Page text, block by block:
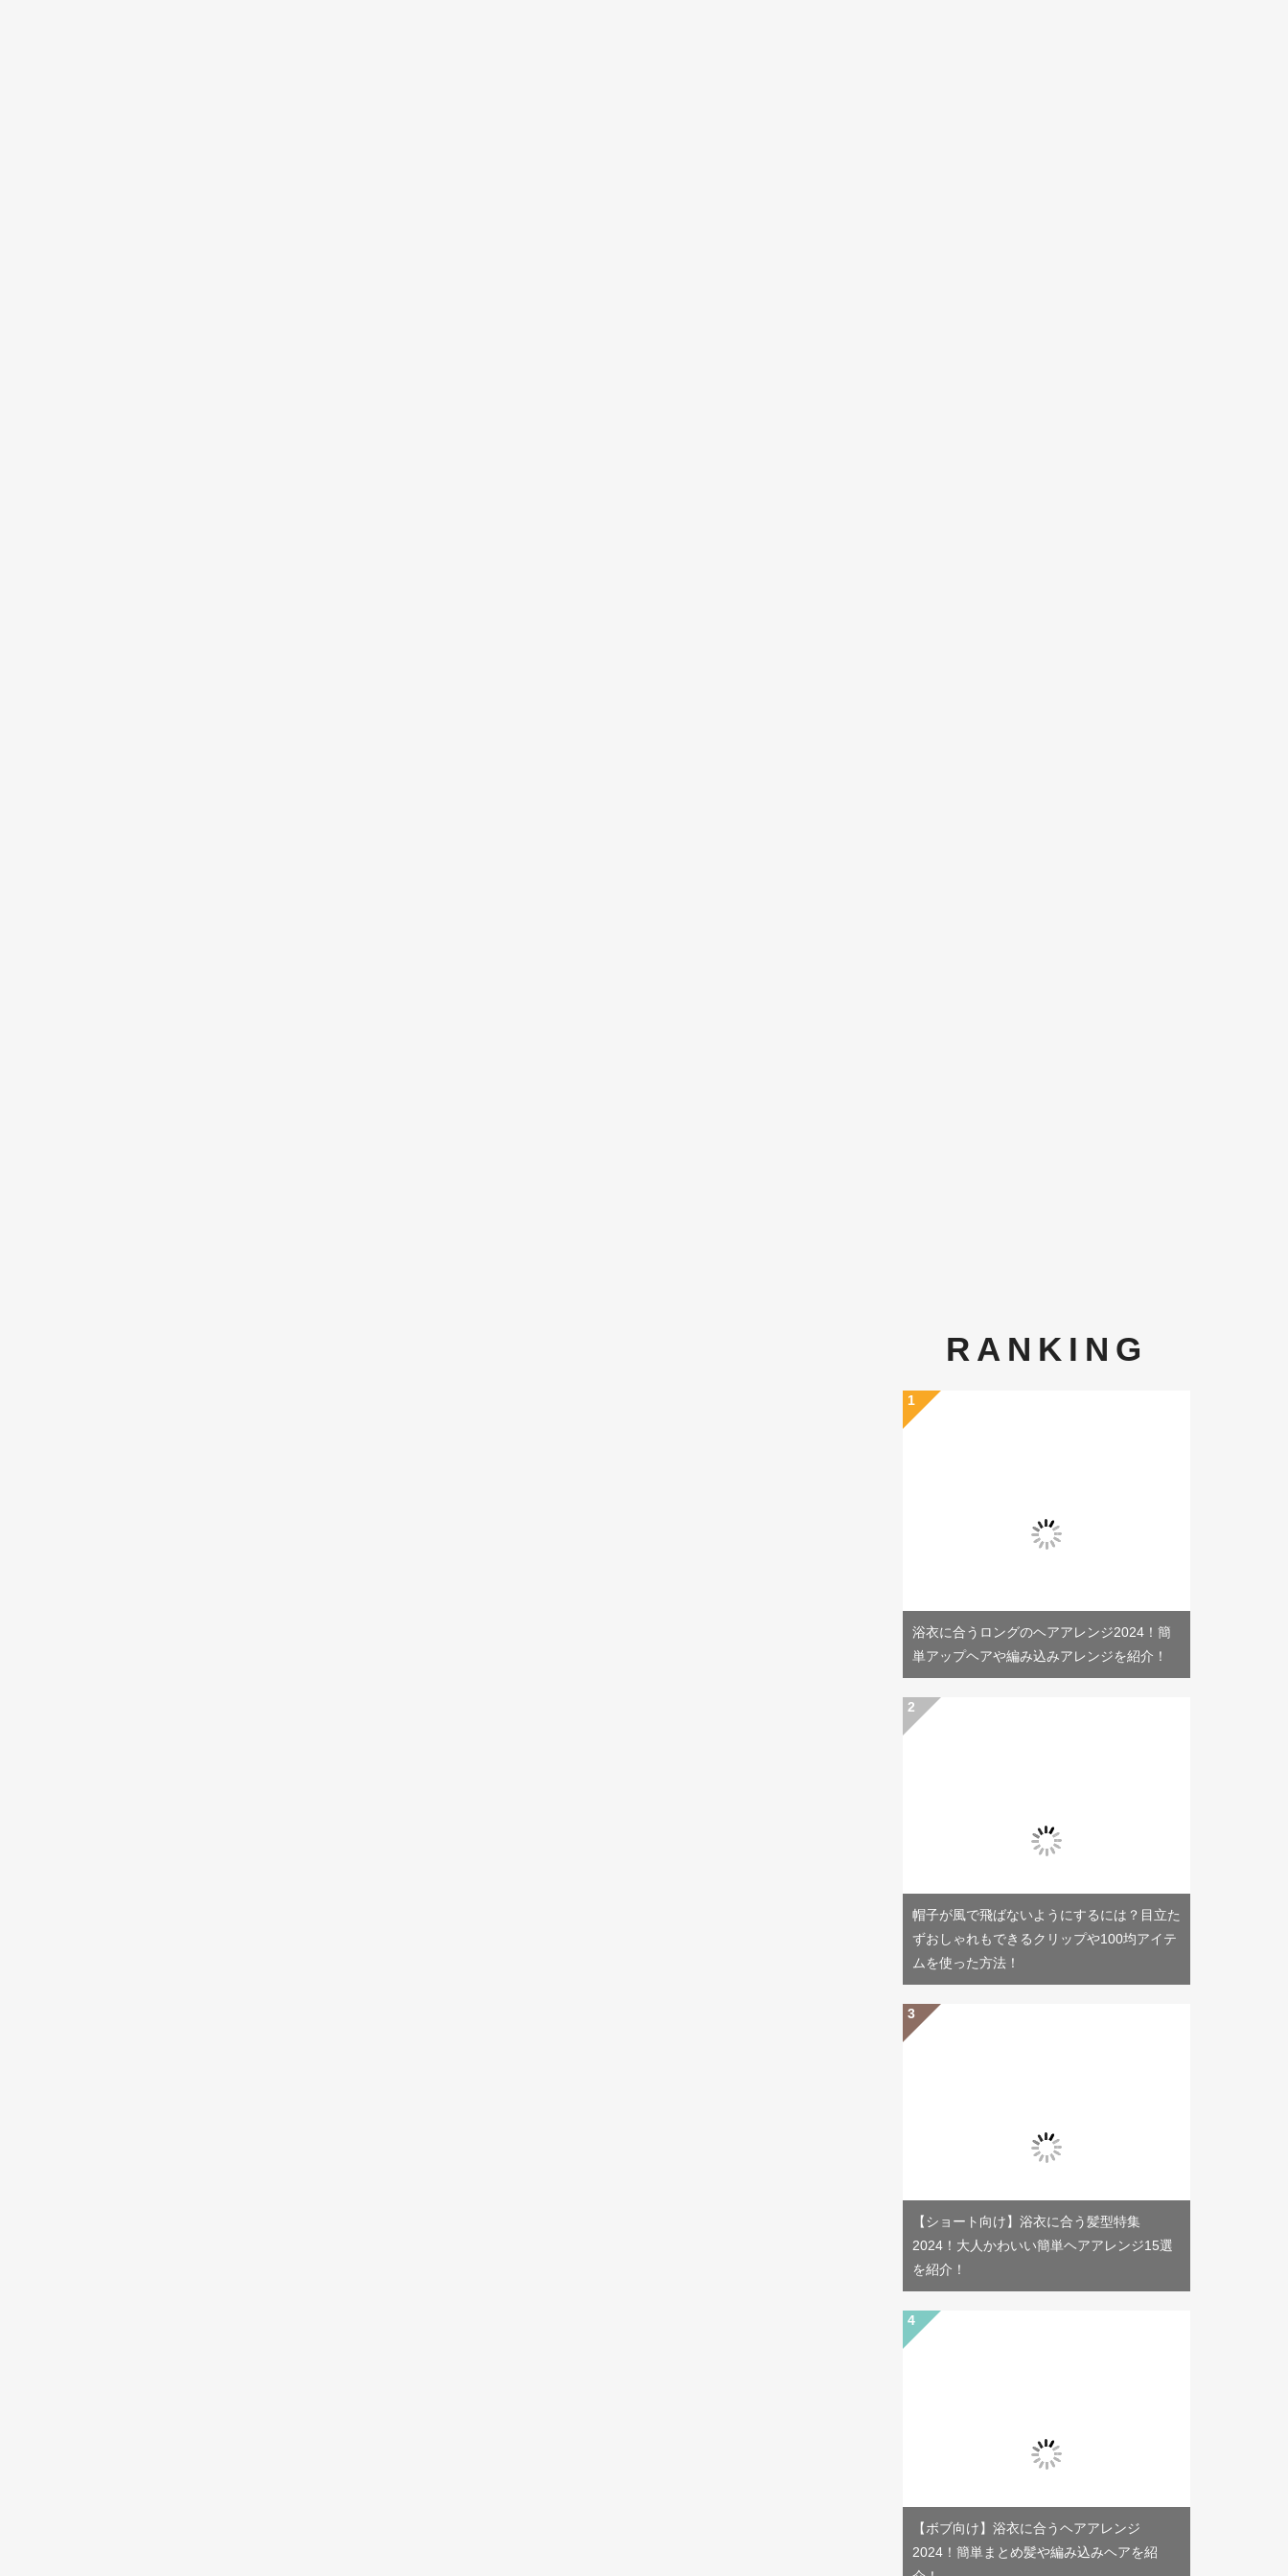
RANKING
浴衣に合うロングのヘアアレンジ2024！簡
単アップヘアや編み込みアレンジを紹介！
帽子が風で飛ばないようにするには？目立た
ずおしゃれもできるクリップや100均アイテ
ムを使った方法！
【ショート向け】浴衣に合う髪型特集
2024！大人かわいい簡単ヘアアレンジ15選
を紹介！
【ボブ向け】浴衣に合うヘアアレンジ
2024！簡単まとめ髪や編み込みヘアを紹